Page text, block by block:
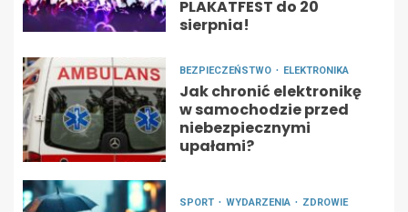
PLAKATFEST do 20
sierpnia!
BEZPIECZEŃSTWO ELEKTRONIKA
Jak chronić elektronikę
w samochodzie przed
niebezpiecznymi
upałami?
SPORT WYDARZENIA ZDROWIE